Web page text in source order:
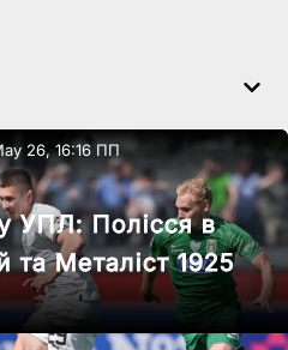
26, 16:16 ПП
УПЛ: Полісся в
та Металіст 1925